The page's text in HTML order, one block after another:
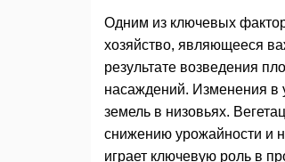
Одним из ключевых
хозяйство, являющееся
результате возведения
насаждений. Изменения в
земель в низовьях.
снижению урожайности и
играет ключевую роль в